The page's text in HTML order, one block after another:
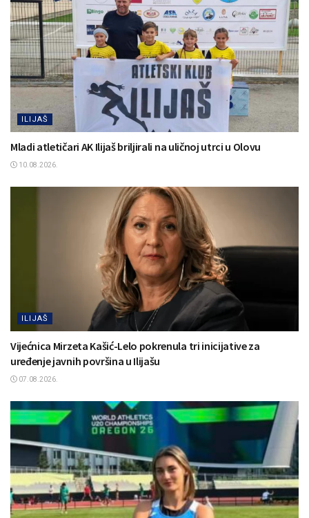
ILIJAŠ
Mladi atletičari AK Ilijaš briljirali na uličnoj utrci u Olovu
10.08.2026.
ILIJAŠ
Vijećnica Mirzeta Kašić-Lelo pokrenula tri inicijative za
uređenje javnih površina u Ilijašu
07.08.2026.